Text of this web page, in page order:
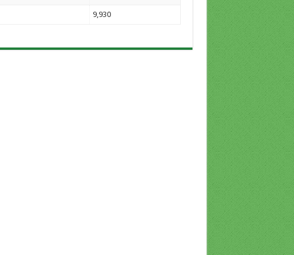
9,930